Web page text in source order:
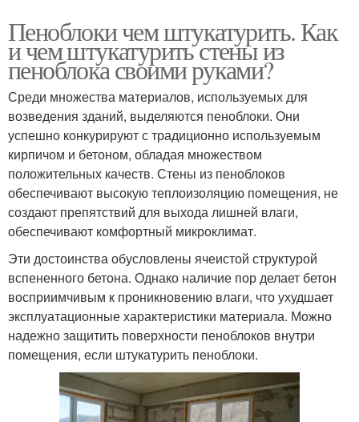
Пеноблоки чем штукатурить. Как
и чем штукатурить стены из
пеноблока своими руками?
Среди множества материалов, используемых для
возведения зданий, выделяются пеноблоки. Они
успешно конкурируют с традиционно используемым
кирпичом и бетоном, обладая множеством
положительных качеств. Стены из пеноблоков
обеспечивают высокую теплоизоляцию помещения, не
создают препятствий для выхода лишней влаги,
обеспечивают комфортный микроклимат.
Эти достоинства обусловлены ячеистой структурой
вспененного бетона. Однако наличие пор делает бетон
восприимчивым к проникновению влаги, что ухудшает
эксплуатационные характеристики материала. Можно
надежно защитить поверхности пеноблоков внутри
помещения, если штукатурить пеноблоки.